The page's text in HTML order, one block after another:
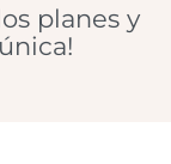
planes y